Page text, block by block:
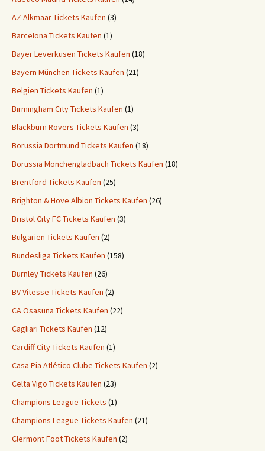
AZ Alkmaar Tickets Kaufen (3)
Barcelona Tickets Kaufen (1)
Bayer Leverkusen Tickets Kaufen (18)
Bayern München Tickets Kaufen (21)
Belgien Tickets Kaufen (1)
Birmingham City Tickets Kaufen (1)
Blackburn Rovers Tickets Kaufen (3)
Borussia Dortmund Tickets Kaufen (18)
Borussia Mönchengladbach Tickets Kaufen (18)
Brentford Tickets Kaufen (25)
Brighton & Hove Albion Tickets Kaufen (26)
Bristol City FC Tickets Kaufen (3)
Bulgarien Tickets Kaufen (2)
Bundesliga Tickets Kaufen (158)
Burnley Tickets Kaufen (26)
BV Vitesse Tickets Kaufen (2)
CA Osasuna Tickets Kaufen (22)
Cagliari Tickets Kaufen (12)
Cardiff City Tickets Kaufen (1)
Casa Pia Atlético Clube Tickets Kaufen (2)
Celta Vigo Tickets Kaufen (23)
Champions League Tickets (1)
Champions League Tickets Kaufen (21)
Clermont Foot Tickets Kaufen (2)